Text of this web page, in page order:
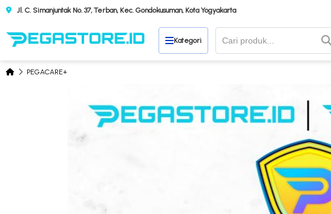
Jl. C. Simanjuntak No. 37, Terban, Kec. Gondokusuman, Kota Yogyakarta
Kategori
PEGACARE+